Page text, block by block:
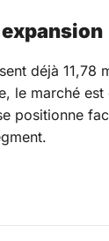
expansion
déjà
le marché
positionne